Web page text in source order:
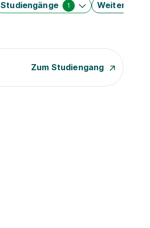
Studiengänge 1 Weitere Filter
Zum Studiengang